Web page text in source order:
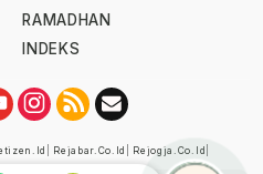
RAMADHAN
INDEKS
Rejabar.co.id Rejogja.co.id